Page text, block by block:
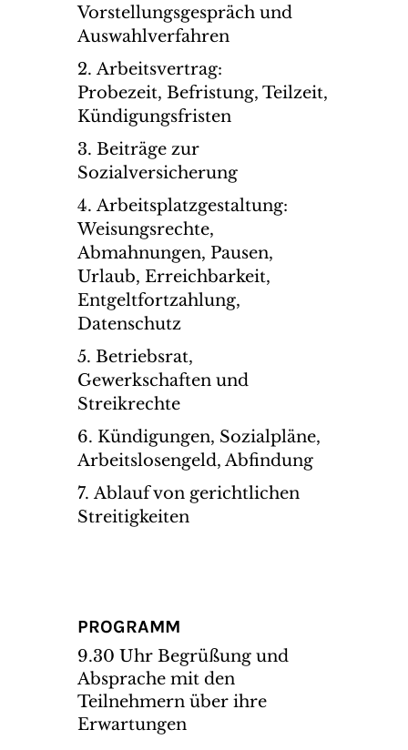
Vorstellungsgespräch und
Auswahlverfahren
Arbeitsvertrag:
Probezeit, Befristung, Teilzeit,
Kündigungsfristen
Beiträge zur
Sozialversicherung
Arbeitsplatzgestaltung:
Weisungsrechte,
Abmahnungen, Pausen,
Urlaub, Erreichbarkeit,
Entgeltfortzahlung,
Datenschutz
Betriebsrat,
Gewerkschaften und
Streikrechte
Kündigungen, Sozialpläne,
Arbeitslosengeld, Abfindung
Ablauf von gerichtlichen
Streitigkeiten
PROGRAMM
9.30 Uhr Begrüßung und
Absprache mit den
Teilnehmern über ihre
Erwartungen